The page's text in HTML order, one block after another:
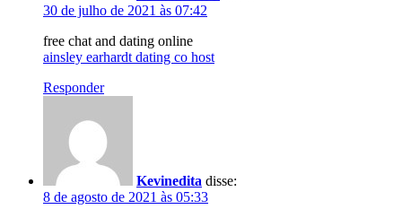
30 de julho de 2021 às 07:42
free chat and dating online
ainsley earhardt dating co host
Responder
Kevinedita disse:
8 de agosto de 2021 às 05:33